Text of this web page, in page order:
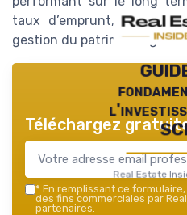
taux d’emprunt, du
gestion du patrimoine
Real Estate
Téléchargez
* En remplissant ce formulaire,
des fins commerciales par
partenaires.